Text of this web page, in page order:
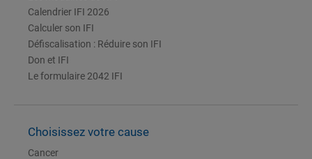
Calendrier IFI 2026
Calculer son IFI
Défiscalisation : Réduire son IFI
Don et IFI
Le formulaire 2042 IFI
Choisissez votre cause
Cancer